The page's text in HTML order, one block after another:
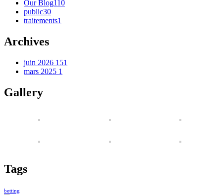
Our Blog110
public30
traitements1
Archives
juin 2026 151
mars 2025 1
Gallery
Tags
betting